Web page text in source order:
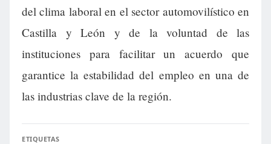
del clima laboral en el sector automovilístico en
Castilla y León y de la voluntad de las
instituciones para facilitar un acuerdo que
garantice la estabilidad del empleo en una de
las industrias clave de la región.
ETIQUETAS